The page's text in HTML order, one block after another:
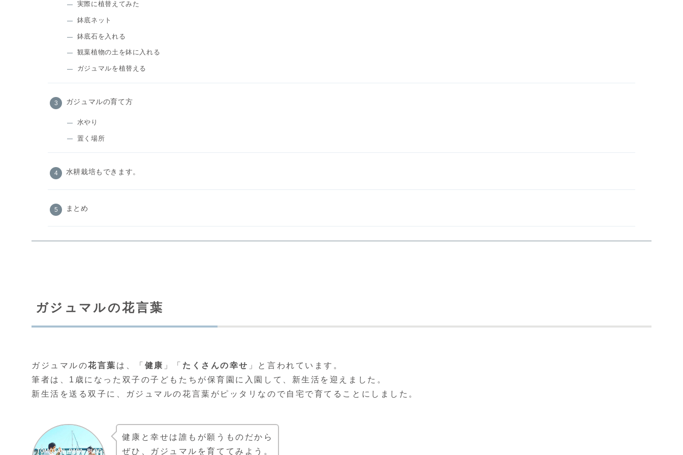
実際に植替えてみた
鉢底ネット
鉢底石を入れる
観葉植物の土を鉢に入れる
ガジュマルを植替える
ガジュマルの育て方
水やり
置く場所
水耕栽培もできます。
まとめ
ガジュマルの花言葉
ガジュマルの花言葉 は、「 健康 」「 たくさんの幸せ 」と言われています。
筆者は、1歳になった双子の子どもたちが保育園に入園して、新生活を迎えました。
新生活を送る双子に、ガジュマルの花言葉がピッタリなので自宅で育てることにしました。
健康と幸せは誰もが願うものだから
ぜひ、ガジュマルを育ててみよう。